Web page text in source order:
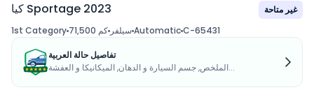
كيا Sportage 2023
غير متاحة
1st Category
71,500 كم سيلفر AutomaticC-65431
تفاصيل حالة العربية
الملخص, جسم السيارة و الدهان, الميكانيكا و العفشة...